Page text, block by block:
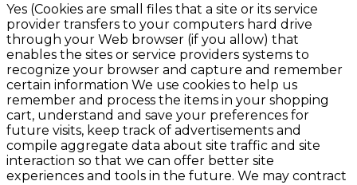
Yes (Cookies are small files that a site or its service
provider transfers to your computers hard drive
through your Web browser (if you allow) that
enables the sites or service providers systems to
recognize your browser and capture and remember
certain information We use cookies to help us
remember and process the items in your shopping
cart, understand and save your preferences for
future visits, keep track of advertisements and
compile aggregate data about site traffic and site
interaction so that we can offer better site
experiences and tools in the future. We may contract